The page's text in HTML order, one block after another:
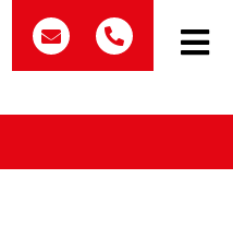
post@walker-
+49Toggle